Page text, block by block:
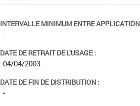
INTERVALLE MINIMUM ENTRE
-
DATE DE RETRAIT DE L'USAGE :
04/04/2003
DATE DE FIN DE DISTRIBUTION :
-